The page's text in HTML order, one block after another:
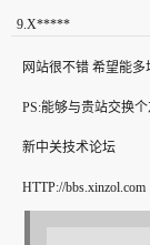
9.X*****
网站很不错 希望能多
PS:能够与贵站交换个
新中关技术论坛
HTTP://bbs.xinzol.com